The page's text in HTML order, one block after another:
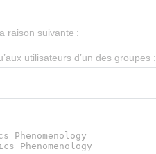
raison suivante :
utilisateurs d’un des groupes :